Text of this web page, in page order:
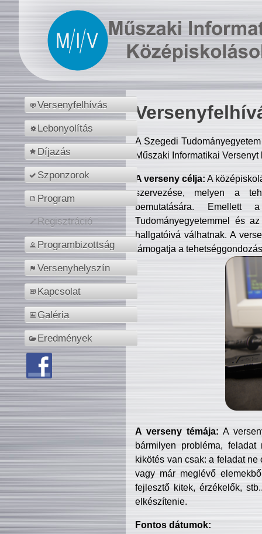
Versenyfelhívás
Lebonyolítás
Díjazás
Szponzorok
Program
Regisztráció
Programbizottság
Versenyhelyszín
Kapcsolat
Galéria
Eredmények
A Szegedi
Műszaki Informatikai
A verseny célja: A
szervezése, melyen a
bemutatására. Emellett
Tudományegyetemmel és
hallgatóivá válhatnak. A
támogatja a
A verseny témája: A
bármilyen probléma, feladat
kikötés van csak: a feladat
vagy már meglévő
fejlesztő kitek, érzékelők,
elkészítenie.
Fontos dátumok: